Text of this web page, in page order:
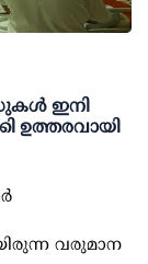
ഇനി
ഉത്തരവായി
വരുമാന